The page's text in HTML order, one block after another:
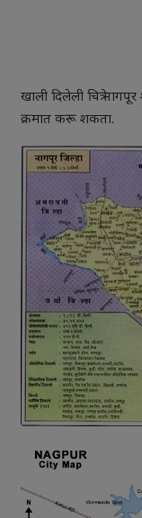
खाली दिलेली चित्रे
क्रमात करू शकता.